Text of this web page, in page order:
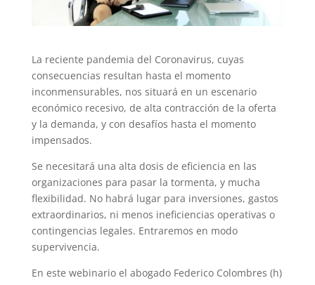
La reciente pandemia del Coronavirus, cuyas
consecuencias resultan hasta el momento
inconmensurables, nos situará en un escenario
económico recesivo, de alta contracción de la oferta
y la demanda, y con desafíos hasta el momento
impensados.
Se necesitará una alta dosis de eficiencia en las
organizaciones para pasar la tormenta, y mucha
flexibilidad. No habrá lugar para inversiones, gastos
extraordinarios, ni menos ineficiencias operativas o
contingencias legales. Entraremos en modo
supervivencia.
En este webinario el abogado Federico Colombres (h)